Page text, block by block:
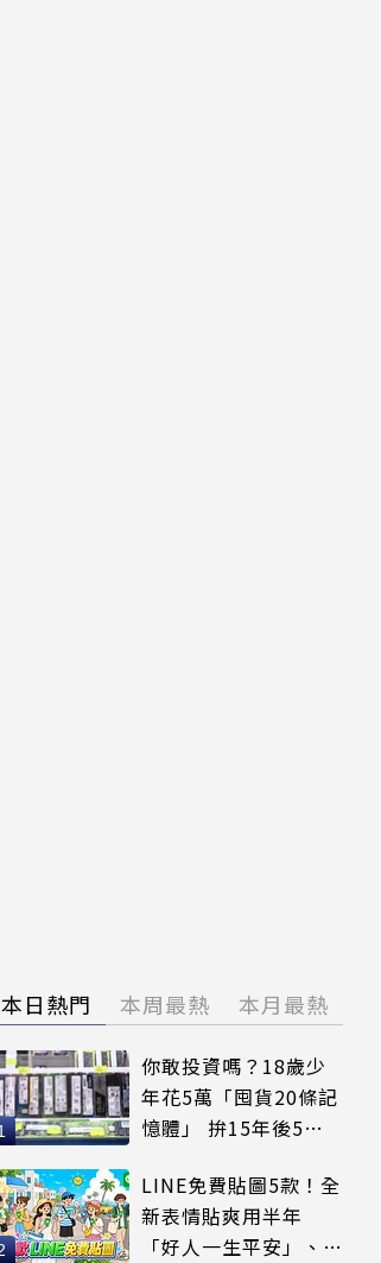
本日熱門 本周最熱 本月最熱
你敢投資嗎？18歲少
年花5萬「囤貨20條記
憶體」 拚15年後5倍
LINE免費貼圖5款！全
新表情貼爽用半年
「好人一生平安」、